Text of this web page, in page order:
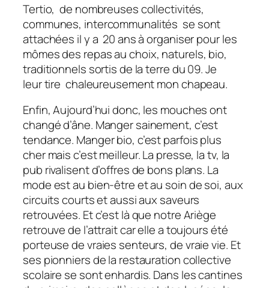
Tertio, de nombreuses collectivités,
communes, intercommunalités se sont
attachées il y a 20 ans à organiser pour les
mômes des repas au choix, naturels, bio,
traditionnels sortis de la terre du 09. Je
leur tire chaleureusement mon chapeau.
Enfin, Aujourd’hui donc, les mouches ont
changé d’âne. Manger sainement, c’est
tendance. Manger bio, c’est parfois plus
cher mais c’est meilleur. La presse, la tv, la
pub rivalisent d’offres de bons plans. La
mode est au bien-être et au soin de soi, aux
circuits courts et aussi aux saveurs
retrouvées. Et c’est là que notre Ariège
retrouve de l’attrait car elle a toujours été
porteuse de vraies senteurs, de vraie vie. Et
ses pionniers de la restauration collective
scolaire se sont enhardis. Dans les cantines